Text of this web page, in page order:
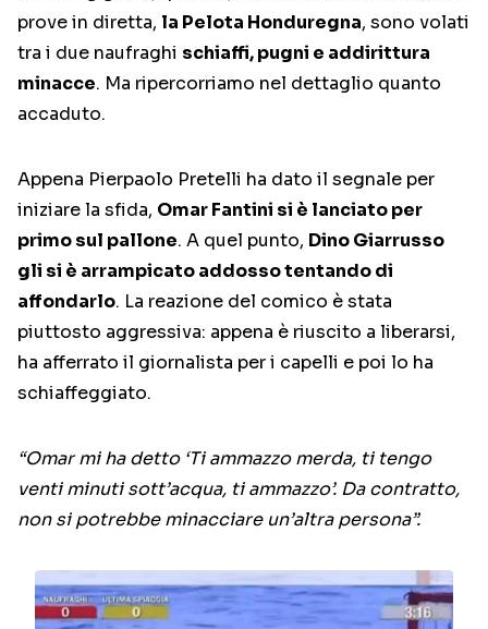
prove in diretta, la Pelota Honduregna, sono volati
tra i due naufraghi schiaffi, pugni e addirittura
minacce. Ma ripercorriamo nel dettaglio quanto
accaduto.
Appena Pierpaolo Pretelli ha dato il segnale per
iniziare la sfida, Omar Fantini si è lanciato per
primo sul pallone. A quel punto, Dino Giarrusso
gli si è arrampicato addosso tentando di
affondarlo. La reazione del comico è stata
piuttosto aggressiva: appena è riuscito a liberarsi,
ha afferrato il giornalista per i capelli e poi lo ha
schiaffeggiato.
“Omar mi ha detto ‘Ti ammazzo merda, ti tengo
venti minuti sott’acqua, ti ammazzo’. Da contratto,
non si potrebbe minacciare un’altra persona”.